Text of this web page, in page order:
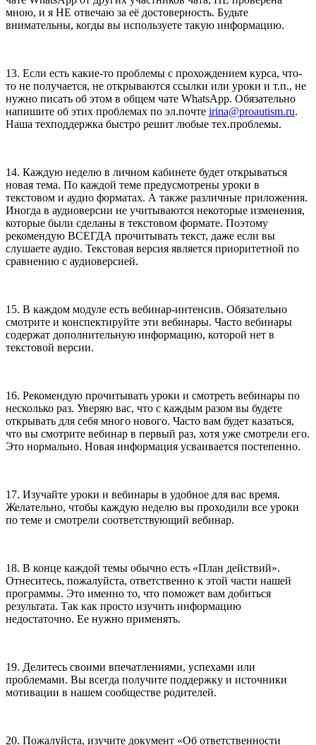
мною, и я НЕ отвечаю за её достоверность. Будьте
внимательны, когды вы используете такую информацию.
13. Если есть какие-то проблемы с прохождением курса, что-
то не получается, не открываются ссылки или уроки и т.п., не
нужно писать об этом в общем чате WhatsApp. Обязательно
напишите об этих проблемах по эл.почте irina@proautism.ru.
Наша техподдержка быстро решит любые тех.проблемы.
14. Каждую неделю в личном кабинете будет открываться
новая тема. По каждой теме предусмотрены уроки в
текстовом и аудио форматах. А также различные приложения.
Иногда в аудиоверсии не учитываются некоторые изменения,
которые были сделаны в текстовом формате. Поэтому
рекомендую ВСЕГДА прочитывать текст, даже если вы
слушаете аудио. Текстовая версия является приоритетной по
сравнению с аудиоверсией.
15. В каждом модуле есть вебинар-интенсив. Обязательно
смотрите и конспектируйте эти вебинары. Часто вебинары
содержат дополнительную информацию, которой нет в
текстовой версии.
16. Рекомендую прочитывать уроки и смотреть вебинары по
несколько раз. Уверяю вас, что с каждым разом вы будете
открывать для себя много нового. Часто вам будет казаться,
что вы смотрите вебинар в первый раз, хотя уже смотрели его.
Это нормально. Новая информация усваивается постепенно.
17. Изучайте уроки и вебинары в удобное для вас время.
Желательно, чтобы каждую неделю вы проходили все уроки
по теме и смотрели соответствующий вебинар.
18. В конце каждой темы обычно есть «План действий».
Отнеситесь, пожалуйста, ответственно к этой части нашей
программы. Это именно то, что поможет вам добиться
результата. Так как просто изучить информацию
недостаточно. Ее нужно применять.
19. Делитесь своими впечатлениями, успехами или
проблемами. Вы всегда получите поддержку и источники
мотивации в нашем сообществе родителей.
20. Пожалуйста, изучите документ «Об ответственности